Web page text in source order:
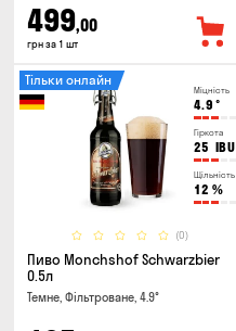
499,00
грн за 1 шт
Міцність
4.9 °
Гіркота
25 IBU
Щільність
12 %
(0)
Тільки онлайн
Пиво Monchshof Schwarzbier
0.5л
Темне, Фільтроване, 4.9°